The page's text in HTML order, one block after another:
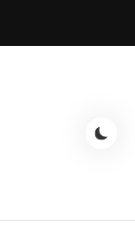
podcast, chismes y